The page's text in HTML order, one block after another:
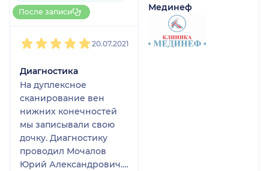
До 5 записей через
НаПоправку
После записи
20.07.2021
Диагностика
На дуплексное
сканирование вен
нижних конечностей
мы записывали свою
дочку. Диагностику
проводил Мочалов
Юрий Александрович.
Мединеф